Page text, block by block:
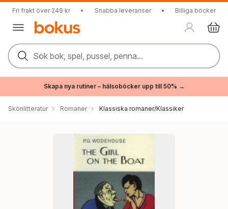
Fri frakt över 249 kr • Snabba leveranser • Billiga böcker
Sök bok, spel, pussel, penna...
Skapa nya rutiner – hälsoböcker upp till 50% →
Skönlitteratur Romaner Klassiska romaner/Klassiker